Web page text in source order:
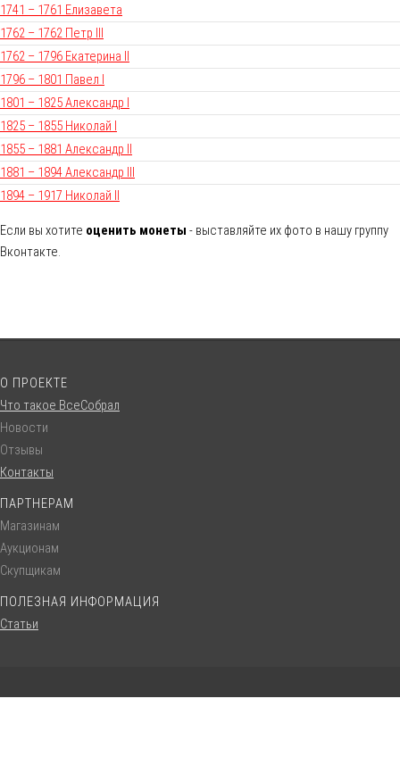
1741 – 1761 Елизавета
1762 – 1762 Петр III
1762 – 1796 Екатерина II
1796 – 1801 Павел I
1801 – 1825 Александр I
1825 – 1855 Николай I
1855 – 1881 Александр II
1881 – 1894 Александр III
1894 – 1917 Николай II
Если вы хотите оценить монеты - выставляйте их фото в нашу группу
Вконтакте.
О ПРОЕКТЕ
Что такое ВсеСобрал
Новости
Отзывы
Контакты
ПАРТНЕРАМ
Магазинам
Аукционам
Скупщикам
ПОЛЕЗНАЯ ИНФОРМАЦИЯ
Статьи